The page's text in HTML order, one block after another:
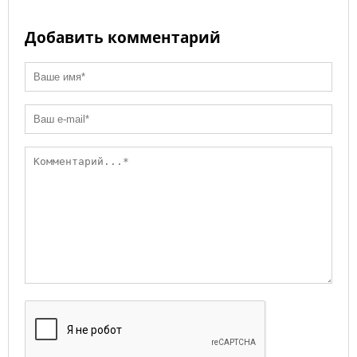
Добавить комментарий